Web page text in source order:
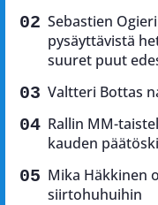
Sebastien
pysäyttävistä
suuret puut
Valtteri Bottas
Rallin MM-
kauden
Mika Häkkinen
siirtohuhuihin